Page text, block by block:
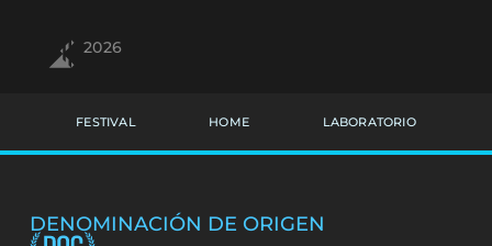
2026
FESTIVAL HOME LABORATORIO
DENOMINACIÓN DE ORIGEN